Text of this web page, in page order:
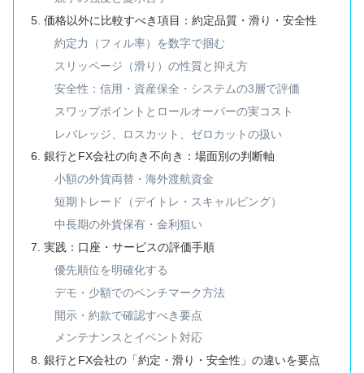
価格以外に比較すべき項目：約定品質・滑り・安全性
約定力（フィル率）を数字で掴む
スリッページ（滑り）の性質と抑え方
安全性：信用・資産保全・システムの3層で評価
スワップポイントとロールオーバーの実コスト
レバレッジ、ロスカット、ゼロカットの扱い
銀行とFX会社の向き不向き：場面別の判断軸
小額の外貨両替・海外渡航資金
短期トレード（デイトレ・スキャルピング）
中長期の外貨保有・金利狙い
実践：口座・サービスの評価手順
優先順位を明確化する
デモ・少額でのベンチマーク方法
開示・約款で確認すべき要点
メンテナンスとイベント対応
銀行とFX会社の「約定・滑り・安全性」の違いを要点